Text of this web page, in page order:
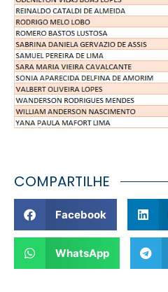
COMPARTILHE
Facebook
WhatsApp